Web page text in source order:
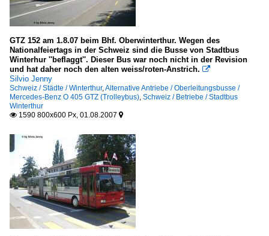
GTZ 152 am 1.8.07 beim Bhf. Oberwinterthur. Wegen des
Nationalfeiertags in der Schweiz sind die Busse von Stadtbus
Winterhur ''beflaggt''. Dieser Bus war noch nicht in der Revision
und hat daher noch den alten weiss/roten-Anstrich. 
Silvio Jenny
Schweiz / Städte / Winterthur,Alternative Antriebe / Oberleitungsbusse /
Mercedes-Benz O 405 GTZ (Trolleybus), Schweiz / Betriebe / Stadtbus
Winterthur
 1590 800x600 Px, 01.08.2007 